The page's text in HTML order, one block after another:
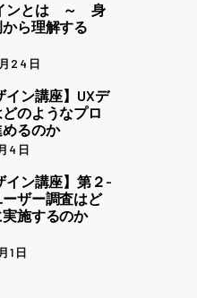
ンとは ～ 身
から理解する
24日
イン講座】UXデ
のようなプロ
るのか
4日
イン講座】第２-
ーザー調査はど
施するのか
1日